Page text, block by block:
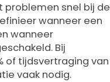
problemen snel bij de
wanneer een
wanneer
Bij
of tijdsvertraging van
vaak nodig.